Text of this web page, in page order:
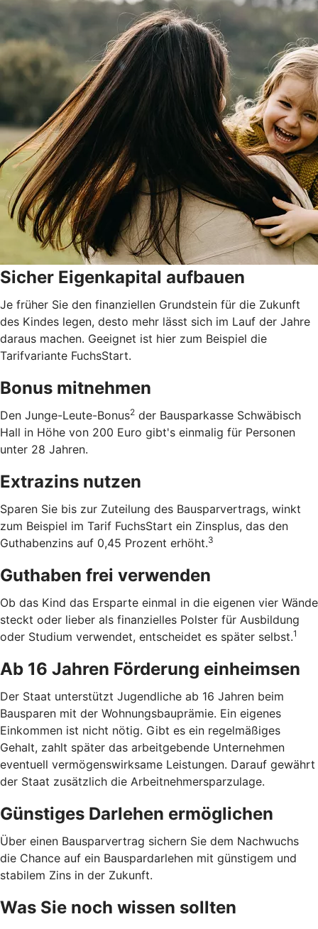
Sicher Eigenkapital aufbauen
Je früher Sie den finanziellen Grundstein für die Zukunft
des Kindes legen, desto mehr lässt sich im Lauf der Jahre
daraus machen. Geeignet ist hier zum Beispiel die
Tarifvariante FuchsStart.
Bonus mitnehmen
Den Junge-Leute-Bonus2 der Bausparkasse Schwäbisch
Hall in Höhe von 200 Euro gibt's einmalig für Personen
unter 28 Jahren.
Extrazins nutzen
Sparen Sie bis zur Zuteilung des Bausparvertrags, winkt
zum Beispiel im Tarif FuchsStart ein Zinsplus, das den
Guthabenzins auf 0,45 Prozent erhöht.3
Guthaben frei verwenden
Ob das Kind das Ersparte einmal in die eigenen vier Wände
steckt oder lieber als finanzielles Polster für Ausbildung
oder Studium verwendet, entscheidet es später selbst.1
Ab 16 Jahren Förderung einheimsen
Der Staat unterstützt Jugendliche ab 16 Jahren beim
Bausparen mit der Wohnungsbauprämie. Ein eigenes
Einkommen ist nicht nötig. Gibt es ein regelmäßiges
Gehalt, zahlt später das arbeitgebende Unternehmen
eventuell vermögenswirksame Leistungen. Darauf gewährt
der Staat zusätzlich die Arbeitnehmer­spar­zulage.
Günstiges Darlehen ermöglichen
Über einen Bausparvertrag sichern Sie dem Nachwuchs
die Chance auf ein Bauspardarlehen mit günstigem und
stabilem Zins in der Zukunft.
Was Sie noch wissen sollten